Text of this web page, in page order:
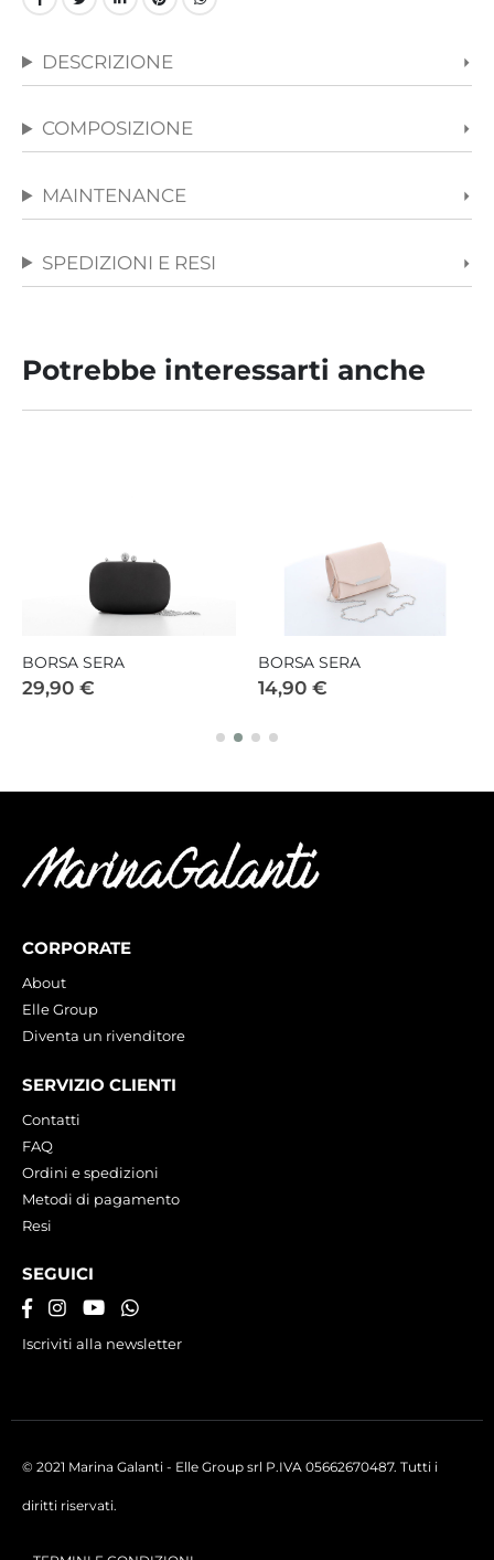
DESCRIZIONE
COMPOSIZIONE
MAINTENANCE
SPEDIZIONI E RESI
Potrebbe interessarti anche
BORSA SERA
29,90 €
BORSA SERA
14,90 €
CORPORATE
About
Elle Group
Diventa un rivenditore
SERVIZIO CLIENTI
Contatti
FAQ
Ordini e spedizioni
Metodi di pagamento
Resi
SEGUICI
Iscriviti alla newsletter
© 2021 Marina Galanti - Elle Group srl P.IVA 05662670487. Tutti i
diritti riservati.